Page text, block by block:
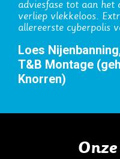
Rudmer Bosma,
Wilhelm de Haas)